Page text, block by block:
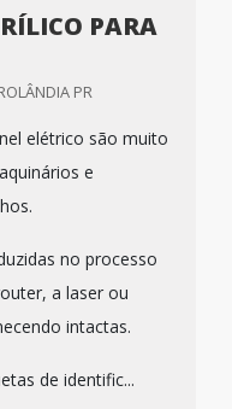
PARA
PR
elétrico são muito
e
no processo
a laser ou
intactas.
de identific...